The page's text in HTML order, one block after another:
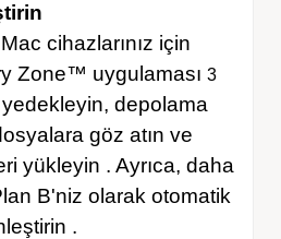
cihazlarınız için
Zone™ uygulaması 3
yedekleyin, depolama
göz atın ve
yükleyin . Ayrıca, daha
B'niz olarak otomatik
.